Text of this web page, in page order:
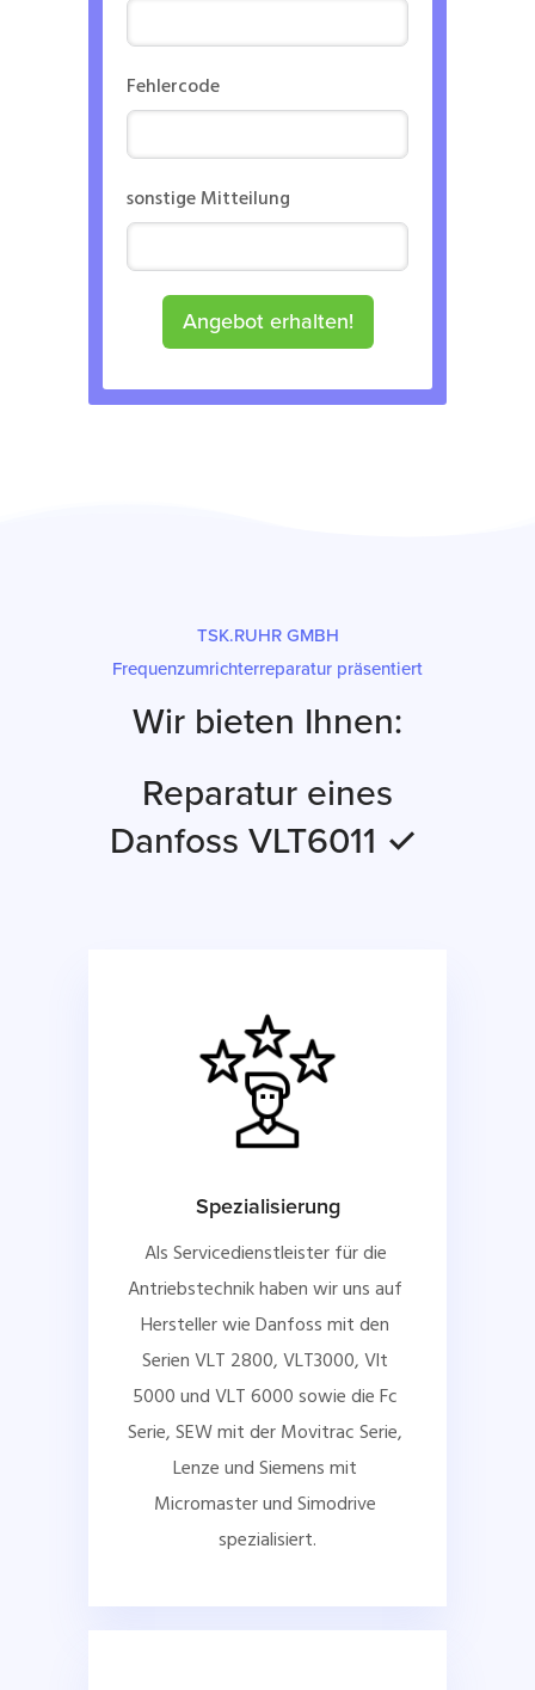
Fehlercode
sonstige Mitteilung
Angebot erhalten!
TSK.RUHR GMBH
Frequenzumrichterreparatur präsentiert
Wir bieten Ihnen:
Reparatur eines
Danfoss VLT6011 ✓
Spezialisierung
Als Servicedienstleister für die
Antriebstechnik haben wir uns auf
Hersteller wie Danfoss mit den
Serien VLT 2800, VLT3000, Vlt
5000 und VLT 6000 sowie die Fc
Serie, SEW mit der Movitrac Serie,
Lenze und Siemens mit
Micromaster und Simodrive
spezialisiert.